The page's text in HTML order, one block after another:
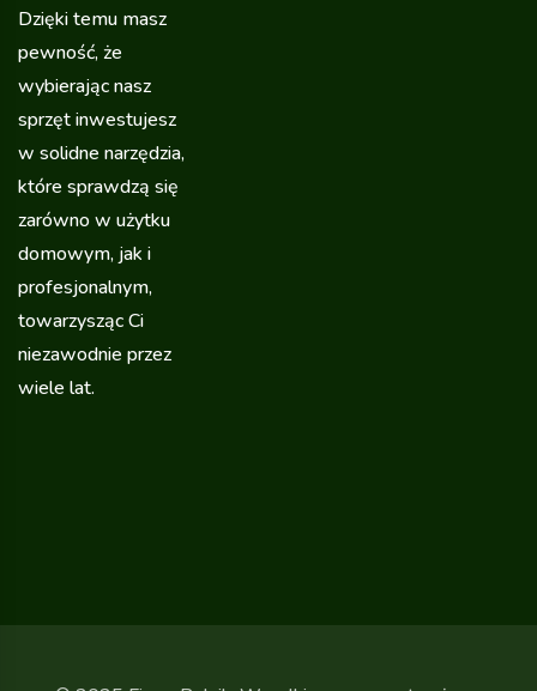
Dzięki temu masz
pewność, że
wybierając nasz
sprzęt inwestujesz
w solidne narzędzia,
które sprawdzą się
zarówno w użytku
domowym, jak i
profesjonalnym,
towarzysząc Ci
niezawodnie przez
wiele lat.